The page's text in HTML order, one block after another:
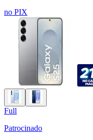
no PIX
Full
Patrocinado